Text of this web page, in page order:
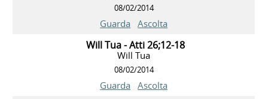
08/02/2014
Guarda Ascolta
Will Tua - Atti 26;12-18
Will Tua
08/02/2014
Guarda Ascolta